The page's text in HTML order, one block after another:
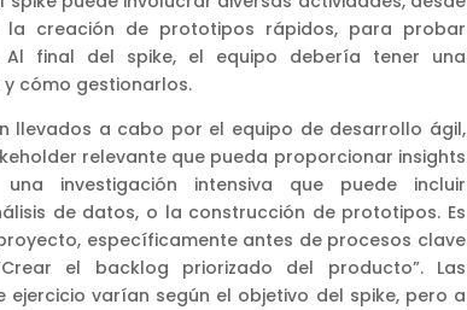
la creación de prototipos rápidos, para probar
Al final del spike, el equipo debería tener una
cómo gestionarlos.
llevados a cabo por el equipo de desarrollo ágil,
relevante que pueda proporcionar insights
investigación intensiva que puede incluir
de datos, o la construcción de prototipos. Es
específicamente antes de procesos clave
el backlog priorizado del producto”. Las
ejercicio varían según el objetivo del spike, pero a